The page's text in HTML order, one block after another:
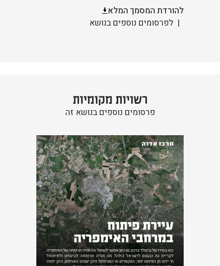
להורדת המסמך המלא
לפרסומים נוספים בנושא
רשויות מקומיות
פרסומים נוספים בנושא זה